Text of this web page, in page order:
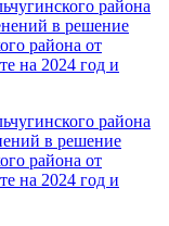
района
в решение
района от
на 2024 год и
района
в решение
района от
на 2024 год и